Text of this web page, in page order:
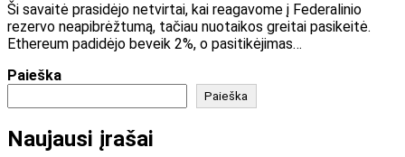
Ši savaitė prasidėjo netvirtai, kai reagavome į Federalinio
rezervo neapibrėžtumą, tačiau nuotaikos greitai pasikeitė.
Ethereum padidėjo beveik 2%, o pasitikėjimas…
Paieška
Paieška
Naujausi įrašai